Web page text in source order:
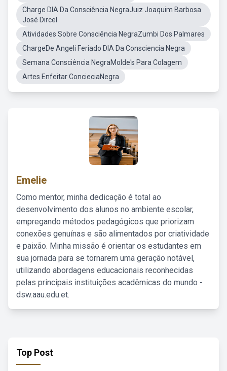
Charge DIA Da Consciência NegraJuiz Joaquim Barbosa
José Dircel
Atividades Sobre Consciência NegraZumbi Dos Palmares
ChargeDe Angeli Feriado DIA Da Consciencia Negra
Semana Consciência NegraMolde's Para Colagem
Artes Enfeitar ConcieciaNegra
Emelie
Como mentor, minha dedicação é total ao
desenvolvimento dos alunos no ambiente escolar,
empregando métodos pedagógicos que priorizam
conexões genuínas e são alimentados por criatividade
e paixão. Minha missão é orientar os estudantes em
sua jornada para se tornarem uma geração notável,
utilizando abordagens educacionais reconhecidas
pelas principais instituições acadêmicas do mundo -
dsw.aau.edu.et.
Top Post